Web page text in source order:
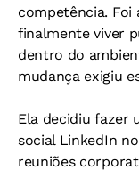
competência. Foi
finalmente viver
dentro do
mudança exigiu
Ela decidiu fazer
social LinkedIn
reuniões